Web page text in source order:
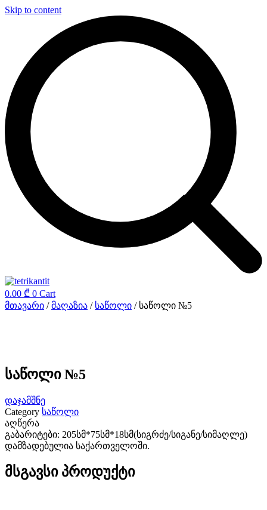
Skip to content
0.00 ₾ 0 Cart
მთავარი /მაღაზია / საწოლი / საწოლი №5
საწოლი №5
დაჯამშნე
Category საწოლი
აღწერა
გაბარიტები: 205სმ*75სმ*18სმ(სიგრძე/სიგანე/სიმაღლე)
დამზადებულია საქართველოში.
მსგავსი პროდუქტი